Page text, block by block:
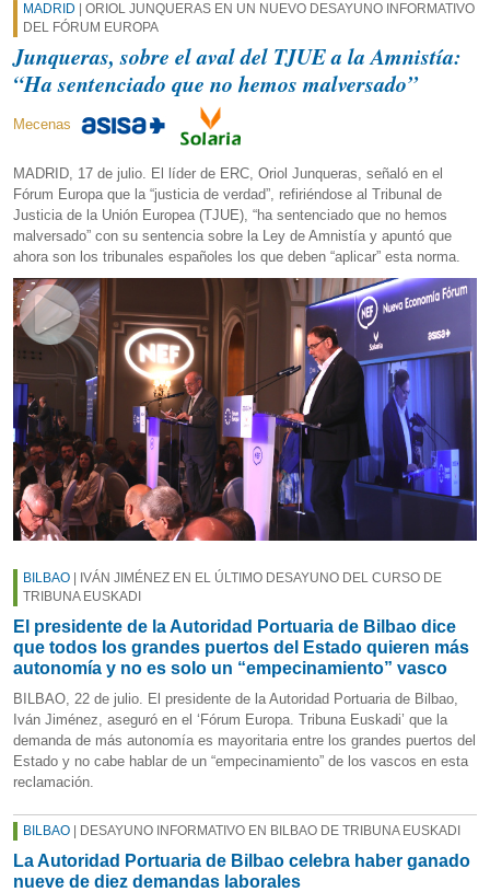
BILBAO | IVÁN JIMÉNEZ EN EL ÚLTIMO DESAYUNO DEL CURSO DE
TRIBUNA EUSKADI
El presidente de la Autoridad Portuaria de Bilbao dice
que todos los grandes puertos del Estado quieren más
autonomía y no es solo un “empecinamiento” vasco
BILBAO, 22 de julio. El presidente de la Autoridad Portuaria de Bilbao,
Iván Jiménez, aseguró en el ‘Fórum Europa. Tribuna Euskadi’ que la
demanda de más autonomía es mayoritaria entre los grandes puertos del
Estado y no cabe hablar de un “empecinamiento” de los vascos en esta
reclamación.
BILBAO | DESAYUNO INFORMATIVO EN BILBAO DE TRIBUNA EUSKADI
La Autoridad Portuaria de Bilbao celebra haber ganado
nueve de diez demandas laborales
MADRID | ORIOL JUNQUERAS EN UN NUEVO DESAYUNO INFORMATIVO
DEL FÓRUM EUROPA
Junqueras, sobre el aval del TJUE a la Amnistía:
“Ha sentenciado que no hemos malversado”
Mecenas
MADRID, 17 de julio. El líder de ERC, Oriol Junqueras, señaló en el
Fórum Europa que la “justicia de verdad”, refiriéndose al Tribunal de
Justicia de la Unión Europea (TJUE), “ha sentenciado que no hemos
malversado” con su sentencia sobre la Ley de Amnistía y apuntó que
ahora son los tribunales españoles los que deben “aplicar” esta norma.